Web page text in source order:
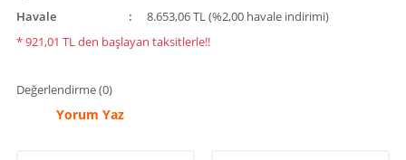
Havale
8.653,06 TL (%2,00 havale indirimi)
* 921,01 TL den başlayan taksitlerle!!
Değerlendirme (0)
Yorum Yaz